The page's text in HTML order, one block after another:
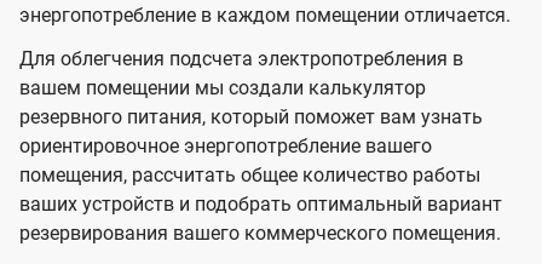
энергопотребление в каждом помещении отличается.
Для облегчения подсчета электропотребления в
вашем помещении мы создали калькулятор
резервного питания, который поможет вам узнать
ориентировочное энергопотребление вашего
помещения, рассчитать общее количество работы
ваших устройств и подобрать оптимальный вариант
резервирования вашего коммерческого помещения.